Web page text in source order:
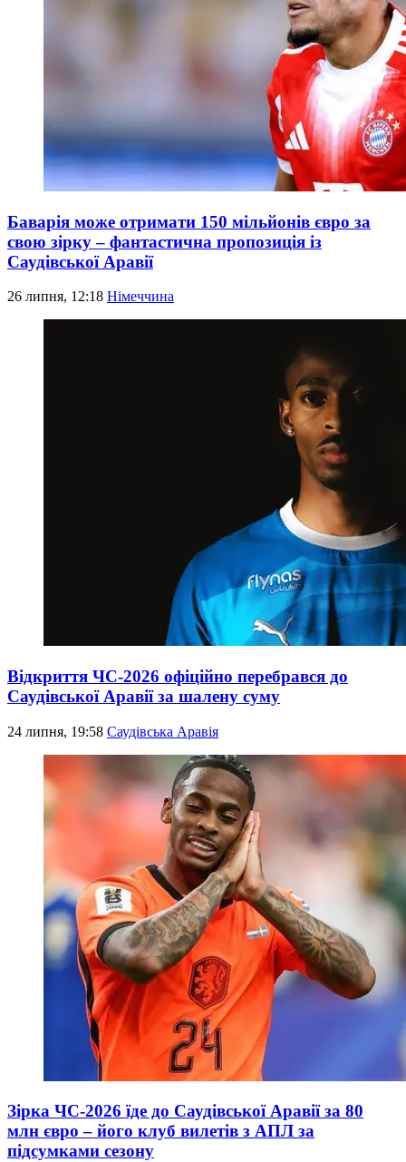
Баварія може отримати 150 мільйонів євро за
свою зірку – фантастична пропозиція із
Саудівської Аравії
26 липня, 12:18 Німеччина
Відкриття ЧС-2026 офіційно перебрався до
Саудівської Аравії за шалену суму
24 липня, 19:58 Саудівська Аравія
Зірка ЧС-2026 їде до Саудівської Аравії за 80
млн євро – його клуб вилетів з АПЛ за
підсумками сезону